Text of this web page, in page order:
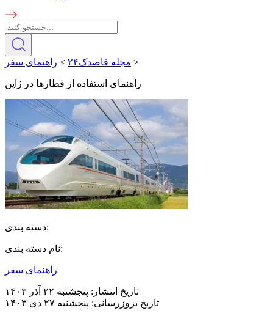
مجله قاصدک۲۴ > راهنمای سفر >
راهنمای استفاده از قطارها در ژاپن
دسته بندی:
نام دسته بندی:
راهنمای سفر
تاریخ انتشار: پنجشنبه ۲۲ آذر ۱۴۰۳
تاریخ بروزرسانی: پنجشنبه ۲۷ دی ۱۴۰۳